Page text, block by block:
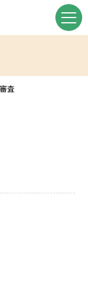
査